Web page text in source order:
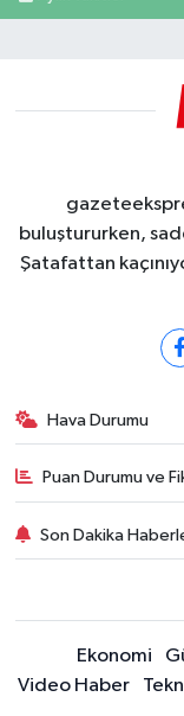
buluştururken,
Şatafattan
Hava Durumu
Puan Durumu ve
Son Dakika
Ekonomi
Video Haber